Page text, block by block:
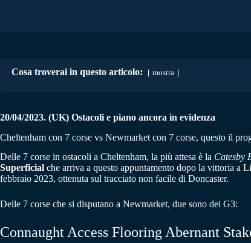
Cosa troverai in questo articolo: mostra
20/04/2023. (UK) Ostacoli e piano ancora in evidenza
Cheltenham con 7 corse vs Newmarket con 7 corse, questo il
Delle 7 corse in ostacoli a Cheltenham, la più attesa è la Catesby
Superficial che arriva a questo appuntamento dopo la vittoria a
febbraio 2023, ottenuta sul tracciato non facile di Doncaster.
Delle 7 corse che si disputano a Newmarket, due sono dei G3:
Connaught Access Flooring Abernant